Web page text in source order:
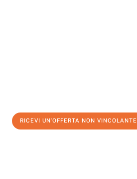
RICEVI UN'OFFERTA NON VINCOLANTE